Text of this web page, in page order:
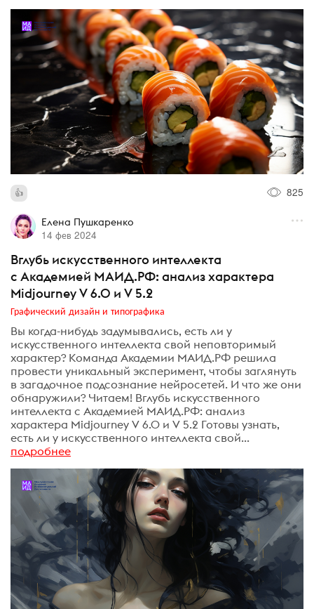
825
Елена Пушкаренко
14 фев 2024
Вглубь искусственного интеллекта
с Академией МАИД.РФ: анализ характера
Midjourney V 6.0 и V 5.2
Графический дизайн и типографика
Вы когда-нибудь задумывались, есть ли у
искусственного интеллекта свой неповторимый
характер? Команда Академии МАИД.РФ решила
провести уникальный эксперимент, чтобы заглянуть
в загадочное подсознание нейросетей. И что же они
обнаружили? Читаем! Вглубь искусственного
интеллекта с Академией МАИД.РФ: анализ
характера Midjourney V 6.0 и V 5.2 Готовы узнать,
есть ли у искусственного интеллекта свой...
подробнее